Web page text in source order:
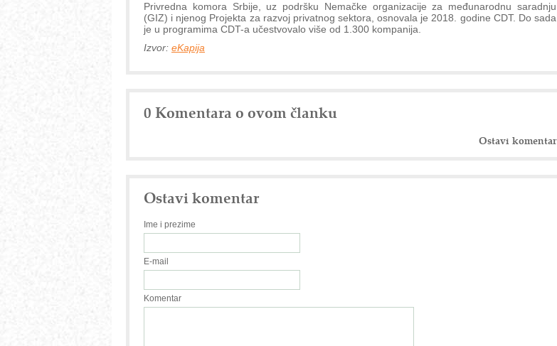
Privredna komora Srbije, uz podršku Nemačke organizacije za međunarodnu saradnju
(GIZ) i njenog Projekta za razvoj privatnog sektora, osnovala je 2018. godine CDT. Do sada
je u programima CDT-a učestvovalo više od 1.300 kompanija.
Izvor: eKapija
0 Komentara o ovom članku
Ostavi komentar
Ostavi komentar
Ime i prezime
E-mail
Komentar